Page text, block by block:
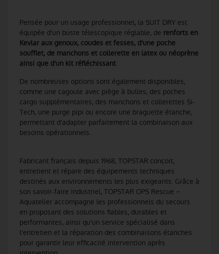
Pensée pour un usage professionnel, la SUIT DRY est
équipée d'un buste télescopique réglable, de renforts en
Kevlar aux genoux, coudes et fesses, d'une poche
soufflet, de manchons et collerette en latex ou néoprène
ainsi que d'un kit réfléchissant.
De nombreuses options sont également disponibles,
comme une cagoule avec piège à bulles, des poches
cargo supplémentaires, des manchons et collerettes Si-
Tech, une purge pipi ou encore une braguette étanche,
permettant d'adapter parfaitement la combinaison aux
besoins opérationnels.
Fabricant français depuis 1968, TOPSTAR conçoit,
entretient et répare des équipements techniques
destinés aux environnements les plus exigeants. Grâce à
son savoir-faire industriel, TOPSTAR OPS Rescue –
Aquatelier accompagne les professionnels du secours
en proposant des solutions fiables, durables et
performantes, ainsi qu'un service spécialisé dans
l'entretien et la réparation des combinaisons étanches
pour garantir leur efficacité intervention après